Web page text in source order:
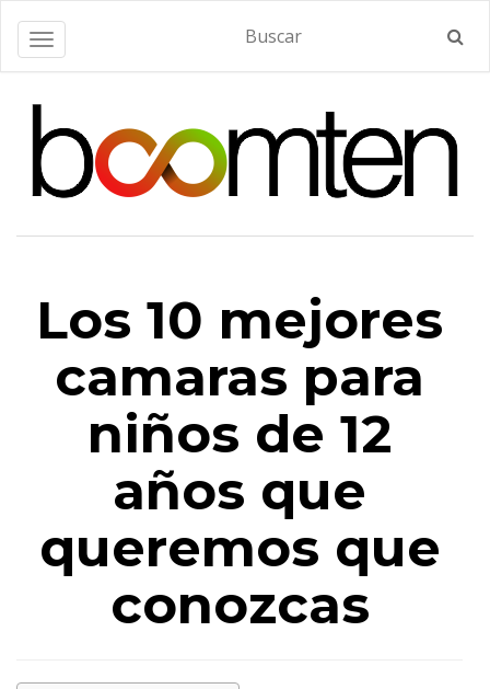
Alternar navegación
Los 10 mejores
camaras para
niños de 12
años que
queremos que
conozcas